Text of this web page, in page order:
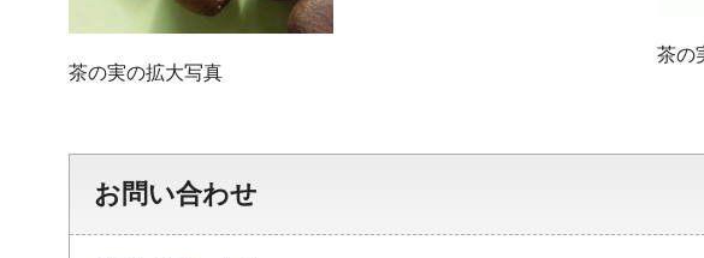
茶の実の拡大写真
茶の
お問い合わせ